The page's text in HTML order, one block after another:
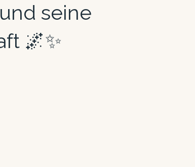
seine
🌌✨